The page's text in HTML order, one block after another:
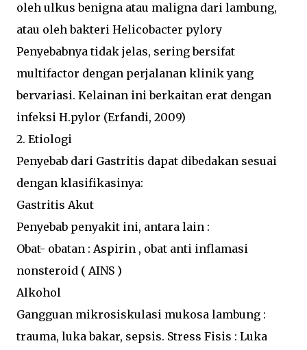
oleh ulkus benigna atau maligna dari lambung,
atau oleh bakteri Helicobacter pylory
Penyebabnya tidak jelas, sering bersifat
multifactor dengan perjalanan klinik yang
bervariasi. Kelainan ini berkaitan erat dengan
infeksi H.pylor (Erfandi, 2009)
2. Etiologi
Penyebab dari Gastritis dapat dibedakan sesuai
dengan klasifikasinya:
Gastritis Akut
Penyebab penyakit ini, antara lain :
Obat- obatan : Aspirin , obat anti inflamasi
nonsteroid ( AINS )
Alkohol
Gangguan mikrosiskulasi mukosa lambung :
trauma, luka bakar, sepsis. Stress Fisis : Luka